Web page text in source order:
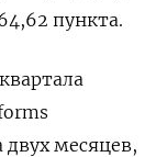
пункта.
месяцев,